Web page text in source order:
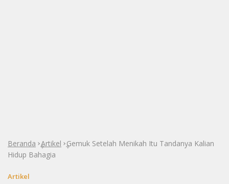
Beranda »
Artikel »Gemuk Setelah Menikah Itu Tandanya Kalian
Hidup Bahagia
Artikel